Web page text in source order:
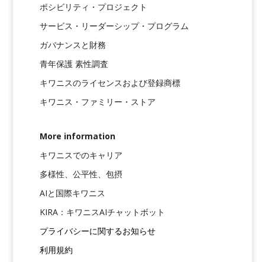
ポシビリティ・プロジェクト
サービス・リーダーシップ・プログラム
ガバナンスと財務
青年保護 素性調査
キワニスのライセンスおよび登録商標
キワニス・ファミリー・ストア
More information
キワニスでのキャリア
多様性、公平性、包摂
AIと国際キワニス
KIRA：キワニスAIチャットボット
プライバシーに関するお知らせ
利用規約